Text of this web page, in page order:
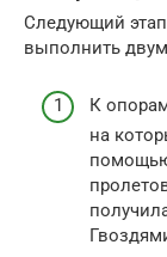
Следующий
выполнить
К
на